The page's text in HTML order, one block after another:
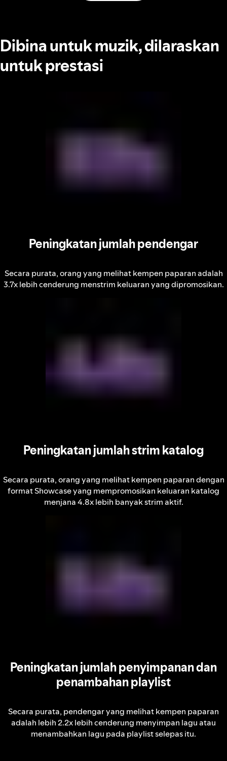
Dibina untuk muzik, dilaraskan
untuk prestasi
Peningkatan jumlah pendengar
Secara purata, orang yang melihat kempen paparan adalah
3.7x lebih cenderung menstrim keluaran yang dipromosikan.
Peningkatan jumlah strim katalog
Secara purata, orang yang melihat kempen paparan dengan
format Showcase yang mempromosikan keluaran katalog
menjana 4.8x lebih banyak strim aktif.
Peningkatan jumlah penyimpanan dan
penambahan playlist
Secara purata, pendengar yang melihat kempen paparan
adalah lebih 2.2x lebih cenderung menyimpan lagu atau
menambahkan lagu pada playlist selepas itu.